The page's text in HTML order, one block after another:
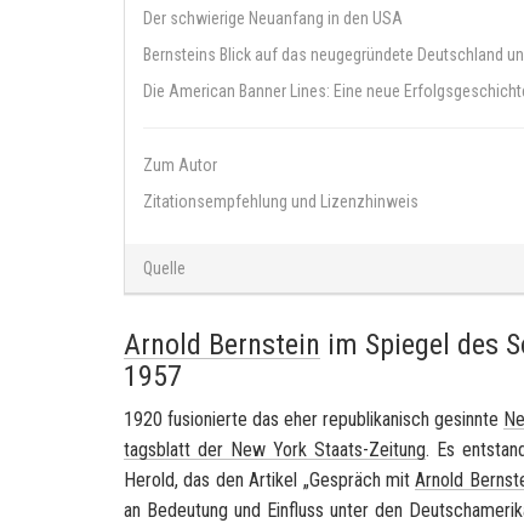
Der schwierige Neuanfang in den USA
Bernsteins Blick auf das neugegründete Deutschland
Die American Banner Lines: Eine neue
Zum Autor
Zitationsempfehlung und Lizenzhinweis
Quelle
Arnold Bernstein im Spiegel des
1957
1920 fu­sio­nier­te das eher re­pu­bli­ka­nisch ge­sinn­te
tags­blatt der New York Staats-​Zeitung. Es
He­rold, das den Ar­ti­kel „Ge­spräch mitAr­nold
an Be­deu­tung und Ein­fluss unter den